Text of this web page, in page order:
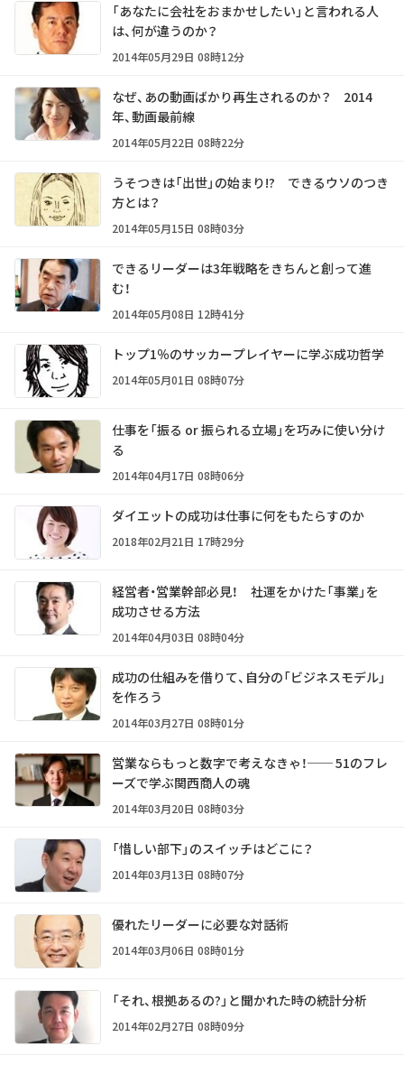
「あなたに会社をおまかせしたい」と言われる人
は、何が違うのか？
2014年05月29日 08時12分
なぜ、あの動画ばかり再生されるのか？ 2014
年、動画最前線
2014年05月22日 08時22分
うそつきは「出世」の始まり!? できるウソのつき
方とは？
2014年05月15日 08時03分
できるリーダーは3年戦略をきちんと創って進
む！
2014年05月08日 12時41分
トップ1％のサッカープレイヤーに学ぶ成功哲学
2014年05月01日 08時07分
仕事を「振る or 振られる立場」を巧みに使い分け
る
2014年04月17日 08時06分
ダイエットの成功は仕事に何をもたらすのか
2018年02月21日 17時29分
経営者・営業幹部必見！ 社運をかけた「事業」を
成功させる方法
2014年04月03日 08時04分
成功の仕組みを借りて、自分の「ビジネスモデル」
を作ろう
2014年03月27日 08時01分
営業ならもっと数字で考えなきゃ！── 51のフレ
ーズで学ぶ関西商人の魂
2014年03月20日 08時03分
「惜しい部下」のスイッチはどこに？
2014年03月13日 08時07分
優れたリーダーに必要な対話術
2014年03月06日 08時01分
「それ、根拠あるの?」と聞かれた時の統計分析
2014年02月27日 08時09分